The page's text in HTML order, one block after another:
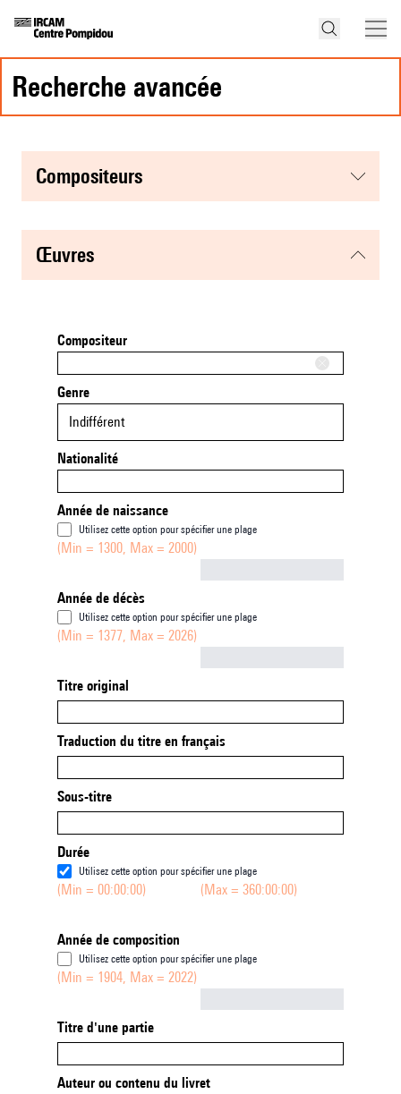
recherche avancée
compositeurs
œuvres
Compositeur
Genre
Indifférent
Nationalité
Année de naissance
Utilisez cette option pour spécifier une plage
(Min = 1300, Max = 2000)
Année de décès
Utilisez cette option pour spécifier une plage
(Min = 1377, Max = 2026)
Titre original
Traduction du titre en français
Sous-titre
Durée
Utilisez cette option pour spécifier une plage
(Min = 00:00:00) (Max = 360:00:00)
Année de composition
Utilisez cette option pour spécifier une plage
(Min = 1904, Max = 2022)
Titre d'une partie
Auteur ou contenu du livret